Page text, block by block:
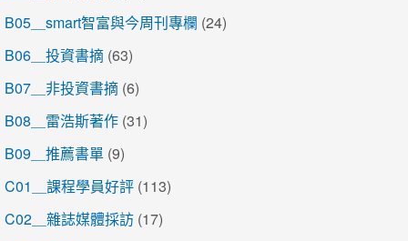
B05＿smart智富與今周刊專欄 (24)
B06＿投資書摘 (63)
B07＿非投資書摘 (6)
B08＿雷浩斯著作 (31)
B09＿推薦書單 (9)
C01＿課程學員好評 (113)
C02＿雜誌媒體採訪 (17)